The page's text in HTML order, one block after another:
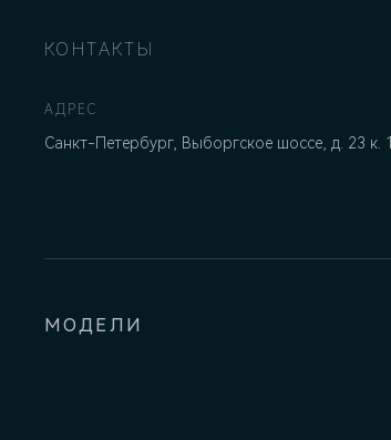
КОНТАКТЫ
АДРЕС
Санкт-Петербург, Выборгское шоссе, д. 23 к. 1
МОДЕЛИ